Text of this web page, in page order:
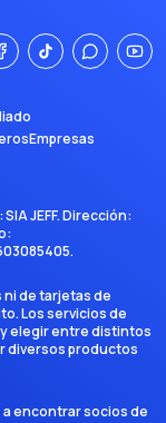
Empresas
SIA JEFF. Dirección:
.
de tarjetas de
Los servicios de
y elegir entre distintos
diversos productos
a encontrar socios de